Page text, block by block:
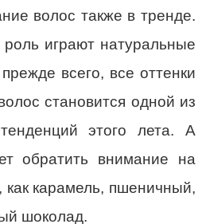
волос также в тренде.
играют натуральные
всего, все оттенки
становится одной из
этого лета. А
обратить внимание на
как карамель, пшеничный,
шоколад.